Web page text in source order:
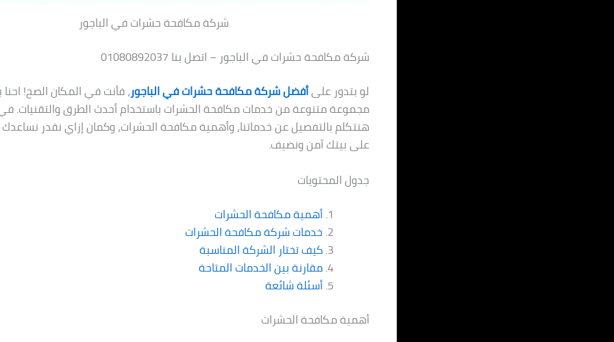
شركة مكافحة حشرات في الباجور
شركة مكافحة حشرات في الباجور – اتصل بنا 01080892037
لو بتدور علىأفضل شركة مكافحة حشرات في الباجور، فأنت في المكان الصح!
مجموعة متنوعة من خدمات مكافحة الحشرات باستخدام أحدث الطرق والتقنيات.
هنتكلم بالتفصيل عن خدماتنا، وأهمية مكافحة الحشرات، وكمان إزاي نقدر
على بيتك آمن ونضيف.
جدول المحتويات
أهمية مكافحة الحشرات
خدمات شركة مكافحة الحشرات
كيف تختار الشركة المناسبة
مقارنة بين الخدمات المتاحة
أسئلة شائعة
أهمية مكافحة الحشرات